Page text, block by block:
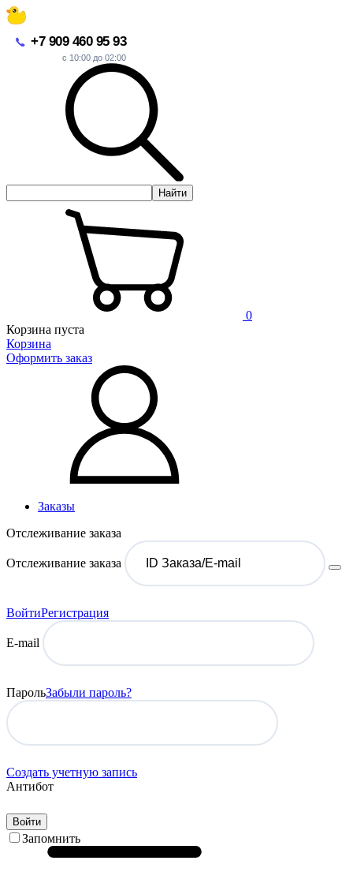
+7 909 460 95 93
с 10:00 до 02:00
Найти
0
Корзина пуста
Корзина
Оформить заказ
Заказы
Отслеживание заказа
Отслеживание заказа
ВойтиРегистрация
E-mail
ПарольЗабыли пароль?
Создать учетную запись
Антибот
Войти
Запомнить